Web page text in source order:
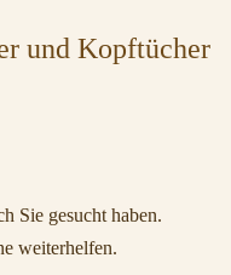
Sie gesucht haben.
weiterhelfen.